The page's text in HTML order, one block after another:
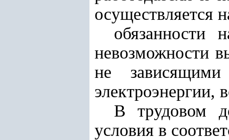
осуществляется
обязанности
невозможности
не зависящими
электроэнергии,
В трудовом
условия в